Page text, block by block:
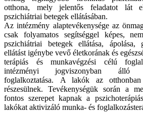
otthona, mely jelentős feladatot lát
pszichiátriai betegek ellátásában.
Az intézmény alaptevékenysége az
csak folyamatos segítséggel képes,
pszichiátriai betegek ellátása, ápolása,
ellátást igénybe vevő életkorának és
terápiás és munkavégzési célú
intézményi jogviszonyban álló
foglalkoztatása. A lakók az
részesülnek. Tevékenységük során a
fontos szerepet kapnak a
lakókat aktivizáló munka- és